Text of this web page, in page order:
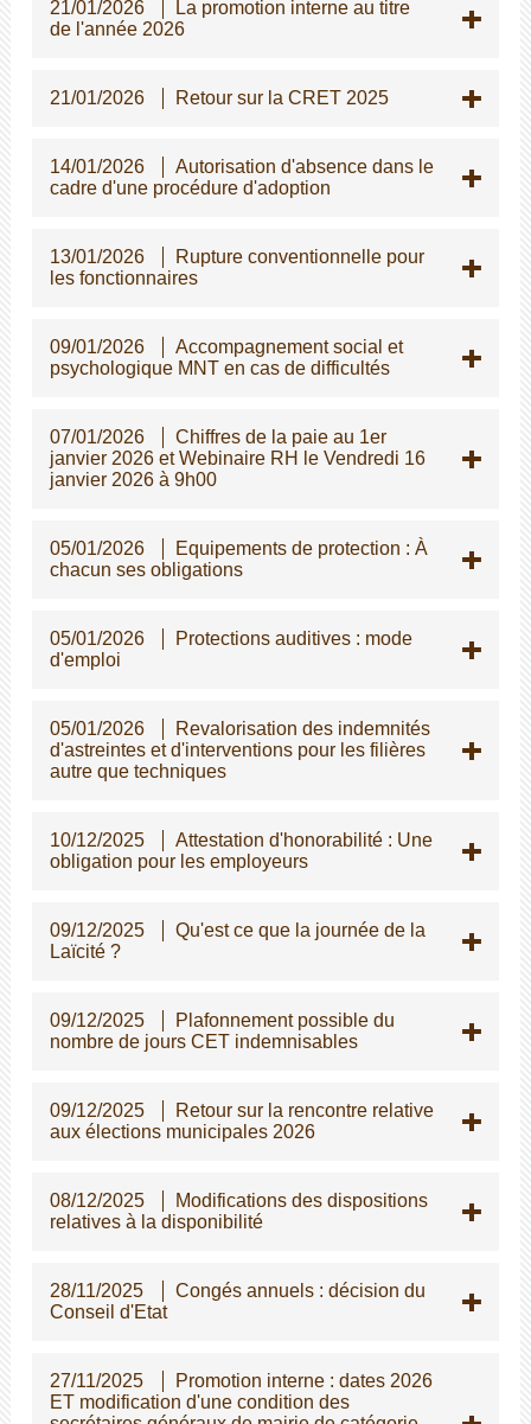
21/01/2026
La promotion interne au titre
de l'année 2026
21/01/2026 Retour sur la CRET 2025
14/01/2026
Autorisation d'absence dans le
cadre d'une procédure d'adoption
13/01/2026
Rupture conventionnelle pour
les fonctionnaires
09/01/2026
Accompagnement social et
psychologique MNT en cas de difficultés
07/01/2026
Chiffres de la paie au 1er
janvier 2026 et Webinaire RH le Vendredi 16
janvier 2026 à 9h00
05/01/2026
Equipements de protection : À
chacun ses obligations
05/01/2026
Protections auditives : mode
d'emploi
05/01/2026
Revalorisation des indemnités
d'astreintes et d'interventions pour les filières
autre que techniques
10/12/2025
Attestation d'honorabilité : Une
obligation pour les employeurs
09/12/2025
Qu'est ce que la journée de la
Laïcité ?
09/12/2025
Plafonnement possible du
nombre de jours CET indemnisables
09/12/2025
Retour sur la rencontre relative
aux élections municipales 2026
08/12/2025
Modifications des dispositions
relatives à la disponibilité
28/11/2025
Congés annuels : décision du
Conseil d'Etat
27/11/2025
Promotion interne : dates 2026
ET modification d'une condition des